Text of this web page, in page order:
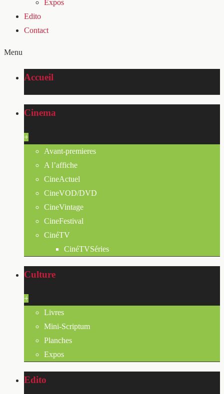
Expos
Edito
Contact
Menu
Accueil
Cinema
+
Avant-premieres
A l’affiche
CineActuel
CineVOD/DVD
CineVintage
CineFestival
CinéTV
CinéTVSéries
Culture
+
Livres
Mini-Scriptum
Planches
Expos
Edito